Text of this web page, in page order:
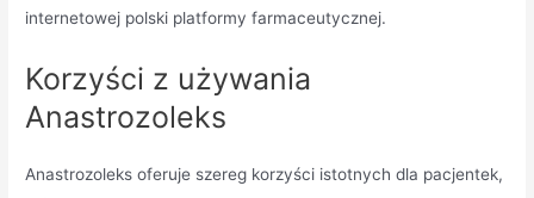
internetowej polski platformy farmaceutycznej.
Korzyści z używania
Anastrozoleks
Anastrozoleks oferuje szereg korzyści istotnych dla pacjentek,